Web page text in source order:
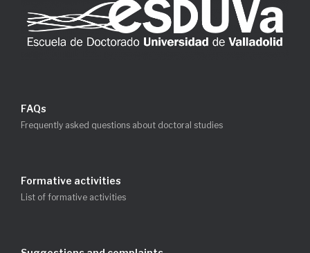
FAQs
Frequently asked questions about doctoral studies
Formative activities
List of formative activities